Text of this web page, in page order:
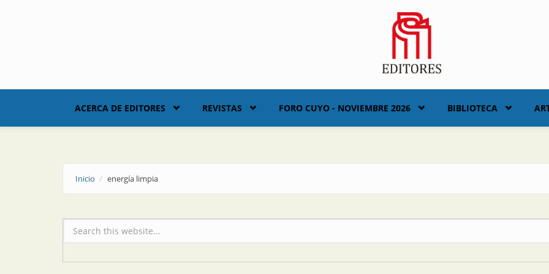
ACERCA DE EDITORES REVISTAS FORO CUYO - NOVIEMBRE 2026 BIBLIOTECA
Inicio energía limpia
Formulario de búsqueda